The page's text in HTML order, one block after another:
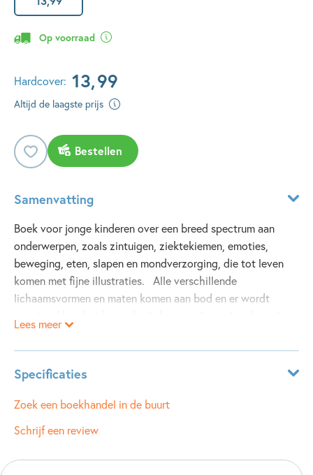
Op voorraad
Hardcover: 13,99
Altijd de laagste prijs
Bestellen
Samenvatting
Boek voor jonge kinderen over een breed spectrum aan
onderwerpen, zoals zintuigen, ziektekiemen, emoties,
beweging, eten, slapen en mondverzorging, die tot leven
komen met fijne illustraties. Alle verschillende
lichaamsvormen en maten komen aan bod en er wordt
door onder meer huidskleur, handicaps, haartype en
leeftijd. Het boek vertelt ook hoe lichamen veranderen als
kinderen ouder worden. Goed voor de uitbreiding van de
woordenschat. Het boek moedigt gesprekken aan over
diversiteit en inclusiviteit. Vergroot het zelfbeeld van
eigen lichaam. Een welkome aanvulling van de
Lees meer
Specificaties
ISBN: 9781805076902
NUR:
Auteur(s):
Zoek een boekhandel in de buurt
Schrijf een review